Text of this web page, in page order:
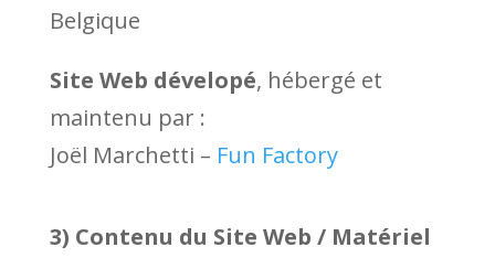
Belgique
Site Web dévelopé, hébergé et
maintenu par :
Joël Marchetti – Fun Factory
3) Contenu du Site Web / Matériel